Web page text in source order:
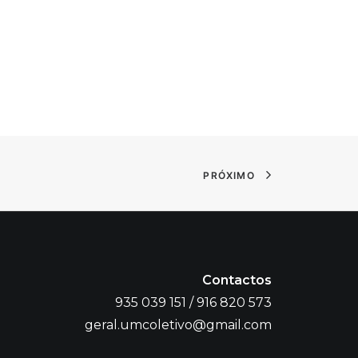
PRÓXIMO
Contactos
935 039 151 / 916 820 573
geral.umcoletivo@gmail.com